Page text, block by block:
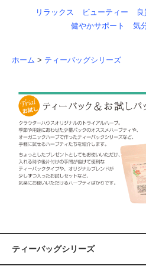
リラックス ビューティー
健やかサポート
気
ホーム > ティーバッグシリーズ
ティーバッグシリーズ